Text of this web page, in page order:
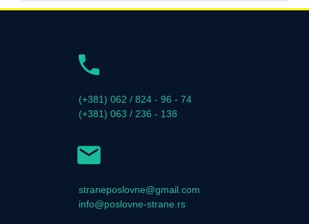
(+381) 062 / 824 - 96 - 74
(+381) 063 / 236 - 138
straneposlovne@gmail.com
info@poslovne-strane.rs